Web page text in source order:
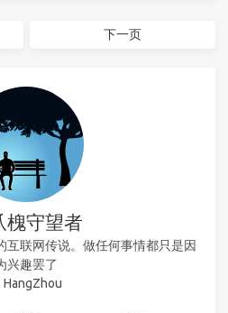
下一页
槐守望者
互联网传说。做任何事情都只是因
兴趣罢了
HangZhou